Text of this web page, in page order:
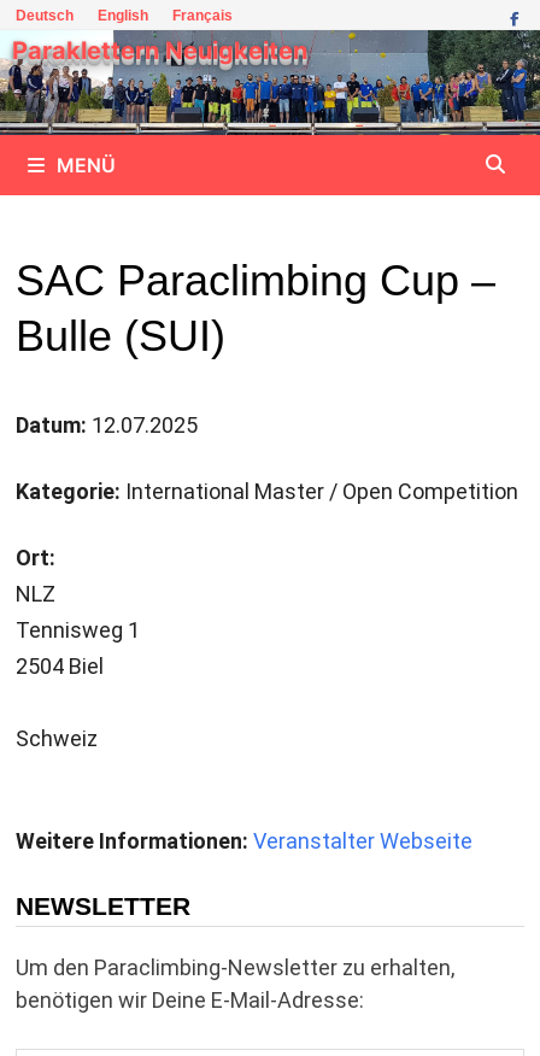
Zum
Inhalt
springen
Deutsch English Français
Paraklettern Neuigkeiten
MENÜ
SAC Paraclimbing Cup –
Bulle (SUI)
Datum: 12.07.2025
Kategorie: International Master / Open Competition
Ort:
NLZ
Tennisweg 1
2504 Biel
Schweiz
Weitere Informationen: Veranstalter Webseite
NEWSLETTER
Um den Paraclimbing-Newsletter zu erhalten,
benötigen wir Deine E-Mail-Adresse: